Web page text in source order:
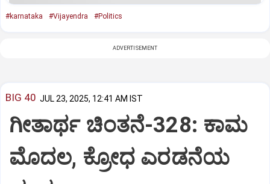
#karnataka #Vijayendra #Politics
ADVERTISEMENT
BIG 40 JUL 23, 2025, 12:41 AM IST
ಗೀತಾರ್ಥ ಚಿಂತನೆ-328: ಕಾಮ
ಮೊದಲ, ಕ್ರೋಧ ಎರಡನೆಯ